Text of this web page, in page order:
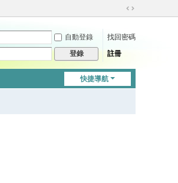
切
到
自動登錄
找回密碼
登錄 註冊
快捷導航